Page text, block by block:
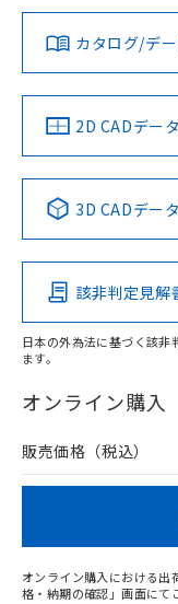
タイムチャート
上、n: 20mm以上
検出領域
ダウンロードデータ
みください。
ソフトウェアの使用条
対応済み
中国 RoHS 注意
Pb
O
在庫等で未対応品
問い合わせください
LR型式承認
（イギリス
船舶規格）
No
その他の認
カタログ/デ
2D CADデータ
3D CADデータ
該非判定見解
日本の外為法に基づく該非
ます。
オンライン購入
販売価格（税込）
オンライン購入における出
格・納期の確認」画面にて